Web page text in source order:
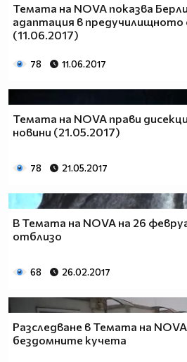
Темата на NOVA показва
адаптация в предучилищното
(11.06.2017)
78 11.06.2017
Темата на NOVA прави
новини (21.05.2017)
78 21.05.2017
В Темата на NOVA на 26
отблизо
68 26.02.2017
Разследване в Темата на
бездомните кучетa